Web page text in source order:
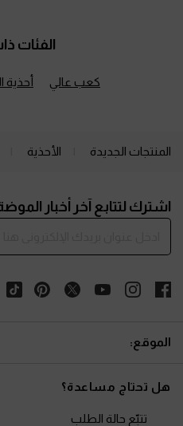
الفئات
كعب عالي أحذية
المنتجات الجديدة الأحذية
اشترك لتتابع آخر أخبار
الموقع:
هل تحتاج مساعدة؟
تتبّع حالة الطلب